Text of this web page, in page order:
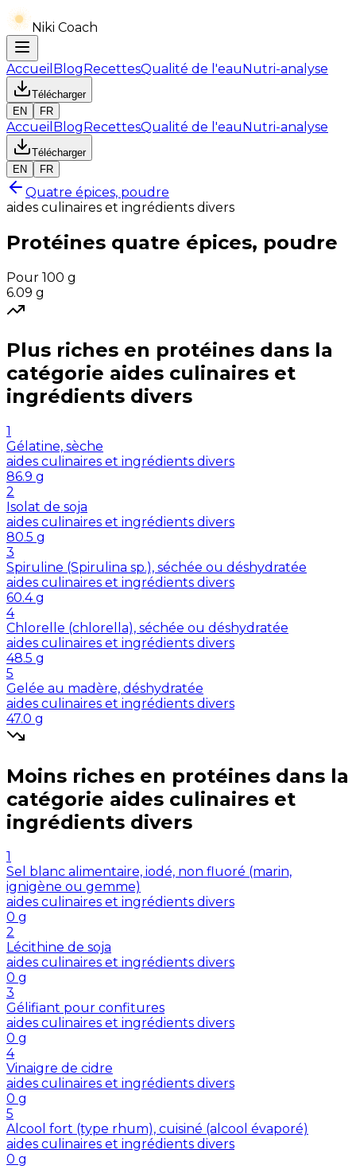
Niki Coach
Accueil BlogRecettesQualité de l'eauNutri-analyse
Télécharger
EN
FR
Accueil BlogRecettesQualité de l'eauNutri-analyse
Télécharger
EN
FR
Quatre épices, poudre
aides culinaires et ingrédients divers
Protéines quatre épices, poudre
Pour 100 g
6.09 g
Plus riches en protéines dans la
catégorie aides culinaires et
ingrédients divers
1
Gélatine, sèche
aides culinaires et ingrédients divers
86.9 g
2
Isolat de soja
aides culinaires et ingrédients divers
80.5 g
3
Spiruline (Spirulina sp.), séchée ou déshydratée
aides culinaires et ingrédients divers
60.4 g
4
Chlorelle (chlorella), séchée ou déshydratée
aides culinaires et ingrédients divers
48.5 g
5
Gelée au madère, déshydratée
aides culinaires et ingrédients divers
47.0 g
Moins riches en protéines dans la
catégorie aides culinaires et
ingrédients divers
1
Sel blanc alimentaire, iodé, non fluoré (marin,
ignigène ou gemme)
aides culinaires et ingrédients divers
0 g
2
Lécithine de soja
aides culinaires et ingrédients divers
0 g
3
Gélifiant pour confitures
aides culinaires et ingrédients divers
0 g
4
Vinaigre de cidre
aides culinaires et ingrédients divers
0 g
5
Alcool fort (type rhum), cuisiné (alcool évaporé)
aides culinaires et ingrédients divers
0 g